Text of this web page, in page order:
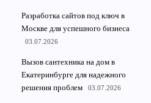
Разработка сайтов под ключ в
Москве для успешного бизнеса
03.07.2026
Вызов сантехника на дом в
Екатеринбурге для надежного
решения проблем
03.07.2026